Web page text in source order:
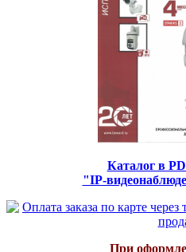
Каталог в
"IP-
При